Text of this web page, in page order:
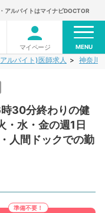
アルバイトはマイナビDOCTOR
マイページ MENU
ルバイト)医師求人 神奈川
30分終わりの健
水・金の週1日
人間ドックでの勤